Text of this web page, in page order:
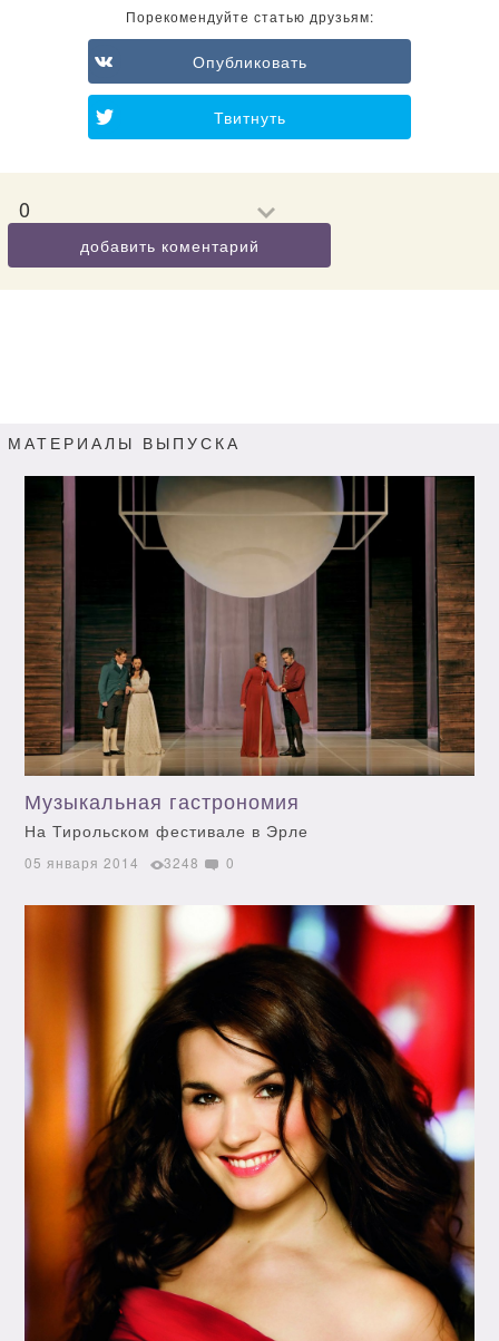
Порекомендуйте статью друзьям:
Опубликовать
Твитнуть
0
добавить коментарий
МАТЕРИАЛЫ ВЫПУСКА
Музыкальная гастрономия
На Тирольском фестивале в Эрле
05 января 2014 3248 0